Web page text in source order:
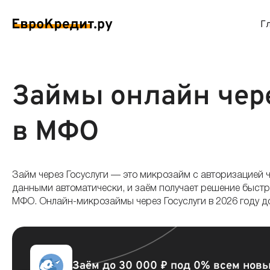
на карту
займы
с плохой КИ
до зарплаты
Займы без проверок
Лучшие займы
Круглосуточные займы
С
Виртуальные
Кредитные карты
Займы онлайн
в МФО
Займ через Госуслуги — это микрозайм с
данными автоматически, и заём получает решение
МФО. Онлайн-микрозаймы через Госуслуги в 2026 году
Заём до 30 000 ₽ под 0% всем